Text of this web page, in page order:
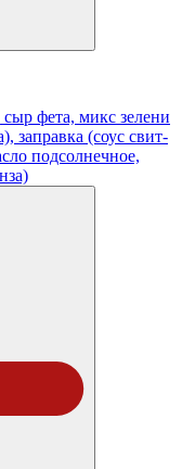
фета, микс зелени
заправка (соус свит-
подсолнечное,